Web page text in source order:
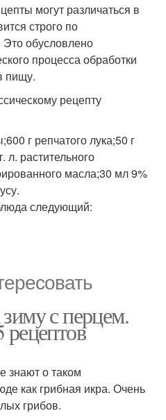
могут различаться в
строго по
обусловлено
процесса обработки
пищу.
рецепту
г репчатого лука;50 г
л. растительного
масла;30 мл 9%
следующий:
с перцем.
рецептов
знают о таком
как грибная икра. Очень
грибов.